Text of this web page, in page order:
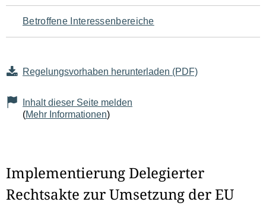
den
Seiteninhalt
Betroffene Interessenbereiche
Regelungsvorhaben herunterladen (PDF)
Inhalt dieser Seite melden
(Mehr Informationen)
Implementierung Delegierter
Rechtsakte zur Umsetzung der EU